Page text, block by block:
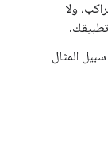
ولا
تطبيقك.
المثال